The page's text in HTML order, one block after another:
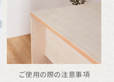
ご使用の際の注意事項